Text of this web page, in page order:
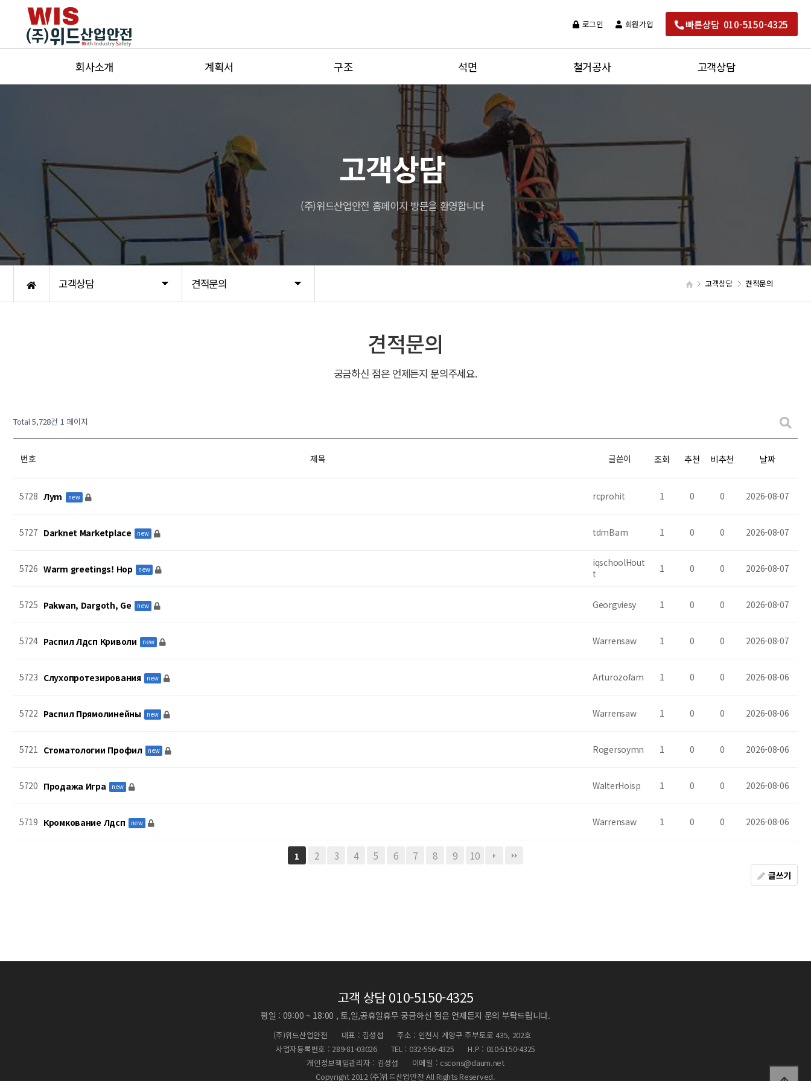
빠른상담 010-5150-4325
로그인 회원가입
회사소개
등록증
오시는 길
계획서
유해위험방지계획서
안전보건대장
설계안전성검토
교육시설안전성평가
위험성평가
안전보건관리체계구축
기타안전서류대행
구조
기타구조안정성검토
석면
석면해체공사
석면감리
철거공사 고객상담
고객상담 견적문의 고객상담 견적문의
고객상담
(주)위드산업안전 홈페이지 방문을 환영합니다
견적문의
궁금하신 점은 언제든지 문의주세요.
Total 5,728건 1 페이지
번호 제목 글쓴이 조회 추천 비추천 날짜
5728 Луm new rcprohit 1 0 0 2026-08-07
5727 Darknet Marketplace new tdmBam 1 0 0 2026-08-07
5726 Warm greetings! Hop new
iqschoolHout
t
1 0 0 2026-08-07
5725 Pakwan, Dargoth, Ge new Georgviesy 1 0 0 2026-08-07
5724 Распил Лдсп Криволи new Warrensaw 1 0 0 2026-08-07
5723 Слухопротезирования new Arturozofam 1 0 0 2026-08-06
5722 Распил Прямолинейны new Warrensaw 1 0 0 2026-08-06
5721 Стоматологии Профил new Rogersoymn 1 0 0 2026-08-06
5720 Продажа Игра new WalterHoisp 1 0 0 2026-08-06
5719 Кромкование Лдсп new Warrensaw 1 0 0 2026-08-06
1 2 3 4 5 6 7 8 9 10
글쓰기
고객 상담010-5150-4325
평일 : 09:00 ~ 18:00 , 토,일,공휴일휴무 궁금하신 점은 언제든지 문의 부탁드립니다.
(주)위드산업안전 대표 : 김성섭
주소 : 인천시 계양구 주부토로 435, 202호
사업자등록번호 : 289-81-03026
TEL : 032-556-4325
H.P : 010-5150-4325
개인정보책임관리자 : 김성섭
이메일 : cscons@daum.net
Copyright 2012 (주)위드산업안전 All Rights Reserved.